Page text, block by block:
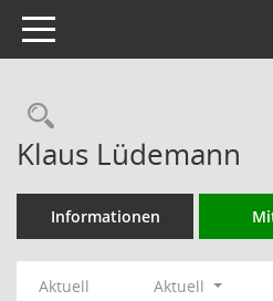
Toggle navigation
Rechercheauswahl
Klaus Lüdemann
Informationen
Aktuell
Aktuell